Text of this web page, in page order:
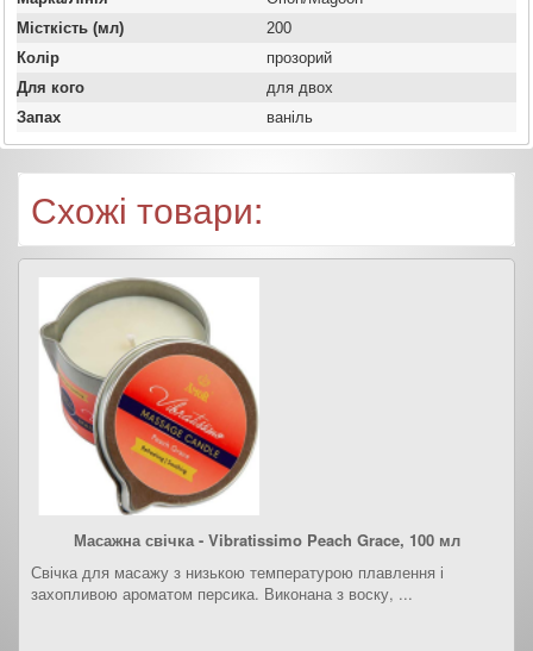
Місткість (мл)
200
Колір
прозорий
Для кого
для двох
Запах
ваніль
Схожі товари:
Масажна свічка - Vibratissimo Peach Grace, 100 мл
Свічка для масажу з низькою температурою плавлення і
захопливою ароматом персика. Виконана з воску, ...